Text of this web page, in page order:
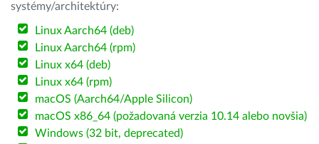
systémy/architektúry:
Linux Aarch64 (deb)
Linux Aarch64 (rpm)
Linux x64 (deb)
Linux x64 (rpm)
macOS (Aarch64/Apple Silicon)
macOS x86_64 (požadovaná verzia 10.14 alebo novšia)
Windows (32 bit, deprecated)